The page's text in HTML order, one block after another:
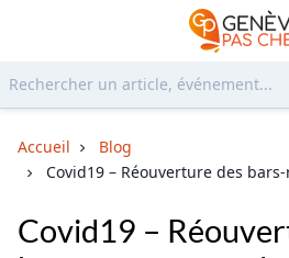
Accueil
Blog
Covid19 – Réouverture des
Covid19 –